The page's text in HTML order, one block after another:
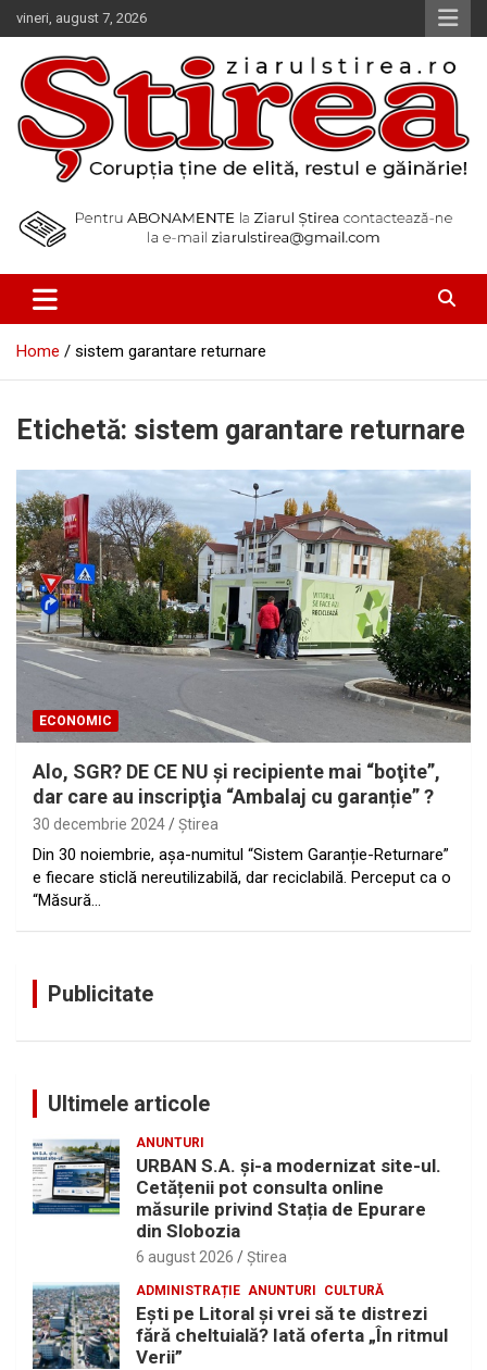
Skip
to
content
vineri, august 7, 2026
Ziarul Știrea
Home sistem garantare returnare
Etichetă: sistem garantare returnare
ECONOMIC
Alo, SGR? DE CE NU şi recipiente mai “boţite”,
dar care au inscripţia “Ambalaj cu garanție” ?
30 decembrie 2024 Ştirea
Din 30 noiembrie, aşa-numitul “Sistem Garanție-Returnare”
e fiecare sticlă nereutilizabilă, dar reciclabilă. Perceput ca o
“Măsură…
Publicitate
Ultimele articole
ANUNTURI
URBAN S.A. și-a modernizat site-ul.
Cetățenii pot consulta online
măsurile privind Stația de Epurare
din Slobozia
6 august 2026 Ştirea
ADMINISTRAȚIE ANUNTURI CULTURĂ
Eşti pe Litoral şi vrei să te distrezi
fără cheltuială? Iată oferta „În ritmul
Verii”